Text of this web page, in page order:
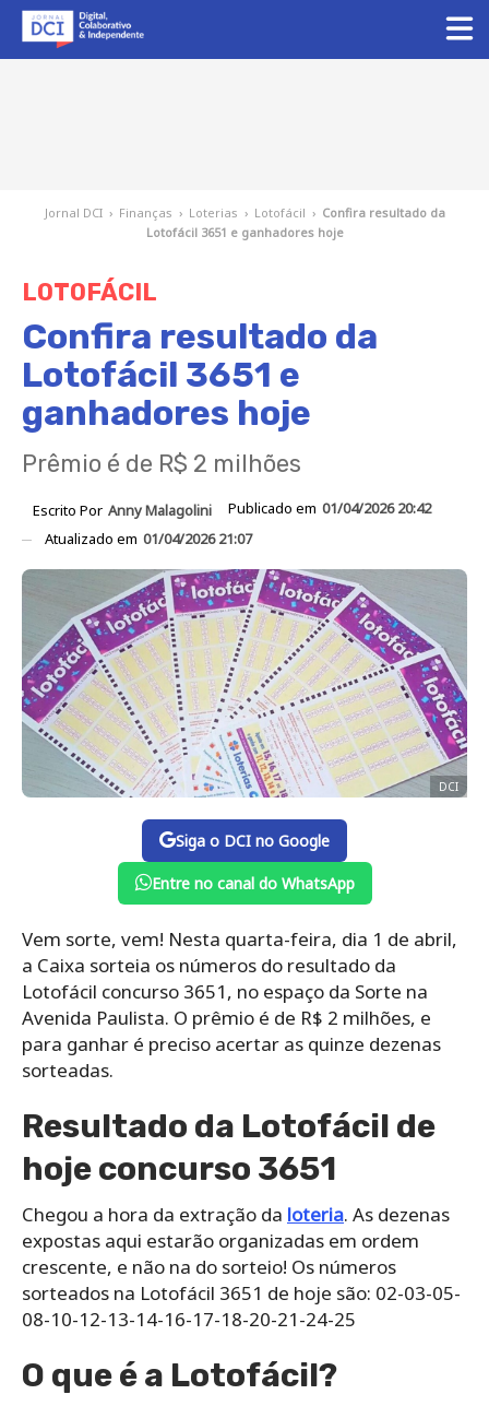
Jornal DCI › Finanças › Loterias › Lotofácil › Confira resultado da
Lotofácil 3651 e ganhadores hoje
LOTOFÁCIL
Confira resultado da
Lotofácil 3651 e
ganhadores hoje
Prêmio é de R$ 2 milhões
Escrito Por Anny Malagolini Publicado em 01/04/2026 20:42
Atualizado em 01/04/2026 21:07
DCI
Siga o DCI no Google
Entre no canal do WhatsApp
Vem sorte, vem! Nesta quarta-feira, dia 1 de abril,
a Caixa sorteia os números do resultado da
Lotofácil concurso 3651, no espaço da Sorte na
Avenida Paulista. O prêmio é de R$ 2 milhões, e
para ganhar é preciso acertar as quinze dezenas
sorteadas.
Resultado da Lotofácil de
hoje concurso 3651
Chegou a hora da extração da loteria. As dezenas
expostas aqui estarão organizadas em ordem
crescente, e não na do sorteio! Os números
sorteados na Lotofácil 3651 de hoje são: 02-03-05-
08-10-12-13-14-16-17-18-20-21-24-25
O que é a Lotofácil?